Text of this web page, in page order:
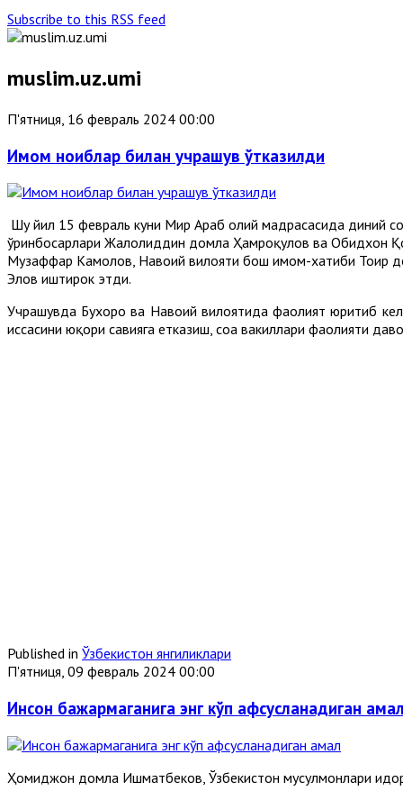
Subscribe to this RSS feed
muslim.uz.umi
П'ятниця, 16 февраль 2024 00:00
Имом ноиблар билан учрашув ўтказилди
Шу йил 15 февраль куни Мир Араб олий мадрасасида диний
ўринбосарлари Жалолиддин домла Ҳамроқулов ва Обидхон
Музаффар Камолов, Навоий вилояти бош имом-хатиби Тоҳир
Элов иштирок этди.
Учрашувда Бухоро ва Навоий вилоятида фаолият юритиб
ҳиссасини юқори савияга етказиш, соҳа вакиллари фаолияти
Published in Ўзбекистон янгиликлари
П'ятниця, 09 февраль 2024 00:00
Инсон бажармаганига энг кўп афсусланадиган
Ҳомиджон домла Ишматбеков, Ўзбекистон мусулмонлари